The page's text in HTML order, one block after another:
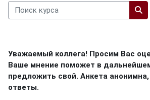
Поиск курса
Уважаемый коллега! Просим Вас
Ваше мнение поможет в
предложить свой. Анкета
ответы.